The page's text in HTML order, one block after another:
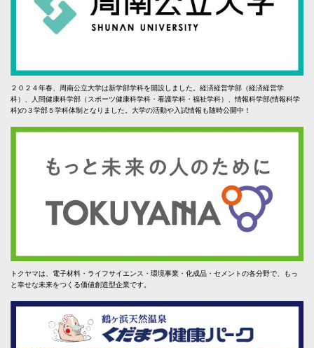
２０２４年春、周南公立大学は新学部学科を開設しました。経済経営学部（経済経営学
科）、人間健康科学部（スポーツ健康科学科・看護学科・福祉学科）、情報科学部(情報科学
科)の３学部５学科体制となりました。大学の活動や入試情報も随時公開中！
トクヤマは、電子材料・ライフサイエンス・環境事業・化成品・セメントの各分野で、もっ
と幸せな未来をつくる価値創造型企業です。